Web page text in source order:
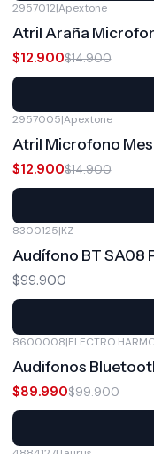
OFF
2957012|Apextone
Atril Araña
$12.900$14.900
2957005|Apextone
Atril Microfono
$12.900$14.900
8300125|KZ
Audífono BT SA08
$99.900
8600008|ELECTRO
Audifonos
$89.990$99.900